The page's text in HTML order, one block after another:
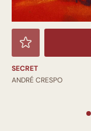
SECRET
ANDRÉ CRESPO